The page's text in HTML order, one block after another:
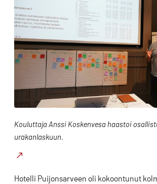
Kouluttaja Anssi Koskenvesa haastoi
urakanlaskuun.
Hotelli Puijonsarveen oli kokoontunut